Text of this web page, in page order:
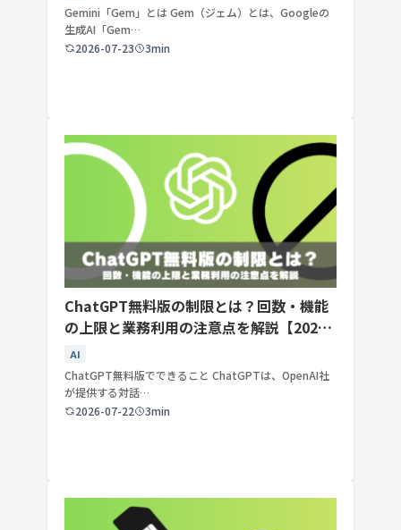
Gemini「Gem」とは Gem（ジェム）とは、Googleの
生成AI「Gem…
2026-07-23
3min
ChatGPT無料版の制限とは？回数・機能
の上限と業務利用の注意点を解説【2026
年最新】
AI
ChatGPT無料版でできること ChatGPTは、OpenAI社
が提供する対話…
2026-07-22
3min